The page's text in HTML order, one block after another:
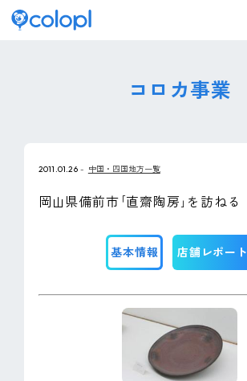
コロカ事業
2011.01.26 中国・四国地方一覧
岡山県備前市｢直齋陶房｣を訪ねる
基本情報 店舗レポート